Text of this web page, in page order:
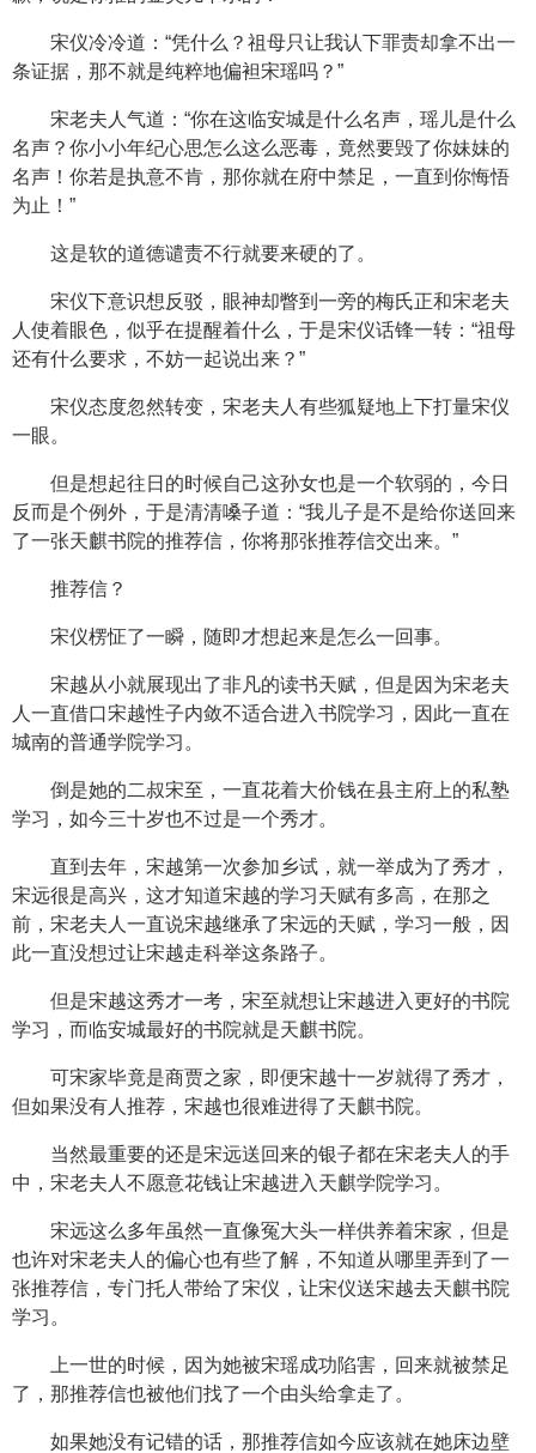
宋仪冷冷道：“凭什么？祖母只让我认下罪责却拿不出一
条证据，那不就是纯粹地偏袒宋瑶吗？”
宋老夫人气道：“你在这临安城是什么名声，瑶儿是什么
名声？你小小年纪心思怎么这么恶毒，竟然要毁了你妹妹的
名声！你若是执意不肯，那你就在府中禁足，一直到你悔悟
为止！”
这是软的道德谴责不行就要来硬的了。
宋仪下意识想反驳，眼神却瞥到一旁的梅氏正和宋老夫
人使着眼色，似乎在提醒着什么，于是宋仪话锋一转：“祖母
还有什么要求，不妨一起说出来？”
宋仪态度忽然转变，宋老夫人有些狐疑地上下打量宋仪
一眼。
但是想起往日的时候自己这孙女也是一个软弱的，今日
反而是个例外，于是清清嗓子道：“我儿子是不是给你送回来
了一张天麒书院的推荐信，你将那张推荐信交出来。”
推荐信？
宋仪楞怔了一瞬，随即才想起来是怎么一回事。
宋越从小就展现出了非凡的读书天赋，但是因为宋老夫
人一直借口宋越性子内敛不适合进入书院学习，因此一直在
城南的普通学院学习。
倒是她的二叔宋至，一直花着大价钱在县主府上的私塾
学习，如今三十岁也不过是一个秀才。
直到去年，宋越第一次参加乡试，就一举成为了秀才，
宋远很是高兴，这才知道宋越的学习天赋有多高，在那之
前，宋老夫人一直说宋越继承了宋远的天赋，学习一般，因
此一直没想过让宋越走科举这条路子。
但是宋越这秀才一考，宋至就想让宋越进入更好的书院
学习，而临安城最好的书院就是天麒书院。
可宋家毕竟是商贾之家，即便宋越十一岁就得了秀才，
但如果没有人推荐，宋越也很难进得了天麒书院。
当然最重要的还是宋远送回来的银子都在宋老夫人的手
中，宋老夫人不愿意花钱让宋越进入天麒学院学习。
宋远这么多年虽然一直像冤大头一样供养着宋家，但是
也许对宋老夫人的偏心也有些了解，不知道从哪里弄到了一
张推荐信，专门托人带给了宋仪，让宋仪送宋越去天麒书院
学习。
上一世的时候，因为她被宋瑶成功陷害，回来就被禁足
了，那推荐信也被他们找了一个由头给拿走了。
如果她没有记错的话，那推荐信如今应该就在她床边壁